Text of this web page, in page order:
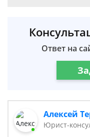
Ответ на
Алексей
Юрист-